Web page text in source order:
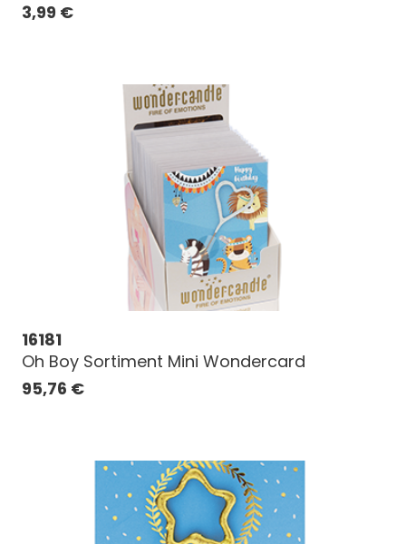
3,99 €
16181
Oh Boy Sortiment Mini Wondercard
95,76 €